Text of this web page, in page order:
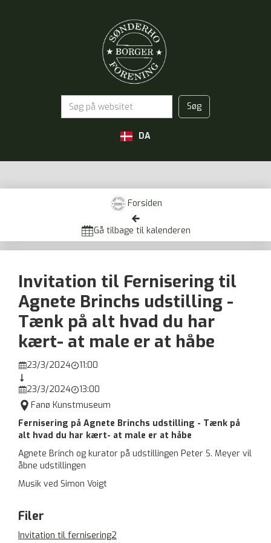
DA
Forsiden

Gå tilbage til kalenderen
Invitation til Fernisering til
Agnete Brinchs udstilling -
Tænk på alt hvad du har
kært- at male er at håbe
23/3/202411:00

23/3/202413:00
 Fanø Kunstmuseum
Fernisering på Agnete Brinchs udstilling - Tænk på
alt hvad du har kært- at male er at håbe
Agnete Brinch og kurator på udstillingen Peter S. Meyer vil
åbne udstillingen
Musik ved Simon Voigt
Filer
Invitation til fernisering2